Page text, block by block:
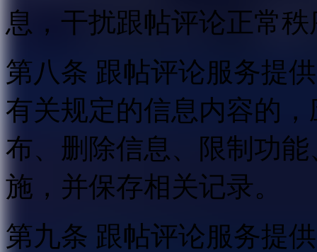
息，干扰跟帖评论正常
第八条 跟帖评论服务提
有关规定的信息内容的
布、删除信息、限制功
施，并保存相关记录。
第九条 跟帖评论服务提